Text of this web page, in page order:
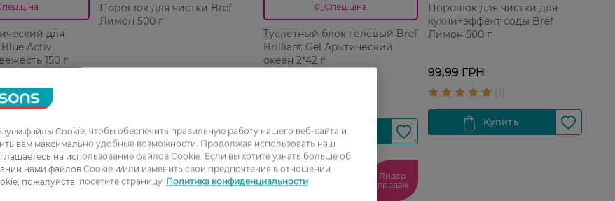
для
Blue Activ
150 г
Порошок для чистки Bref
Лимон 500 г
99,99 ГРН
0_Спец.ціна
Туалетный блок гелевый Bref
Brilliant Gel Арктический
океан 2*42 г
Порошок для чистки для
кухни+эффект соды Bref
Лимон 500 г
99,99 ГРН
Лидер
продаж
-28% -32%
Лидер
продаж
файлы Cookie, чтобы обеспечить правильную работу нашего веб-сайта и
вам максимально удобные возможности. Продолжая использовать наш
на использование файлов Cookie. Если вы хотите узнать больше об
нами файлов Cookie и/или изменить свои предпочтения в отношении
пожалуйста, посетите страницу Политика конфиденциальности